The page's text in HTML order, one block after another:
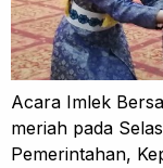
Acara Imlek
meriah pada
Pemerintahan,